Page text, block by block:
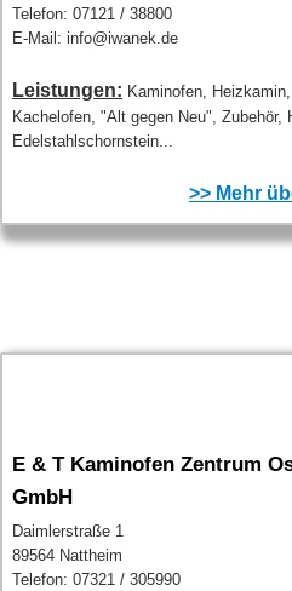
Telefon: 07121 / 38800
E-Mail: info@iwanek.de
Leistungen: Kaminofen,
Kachelofen, "Alt gegen Neu", Zubehör,
Edelstahlschornstein...
>> Mehr
E & T Kaminofen Zentrum
GmbH
Daimlerstraße 1
89564 Nattheim
Telefon: 07321 / 305990